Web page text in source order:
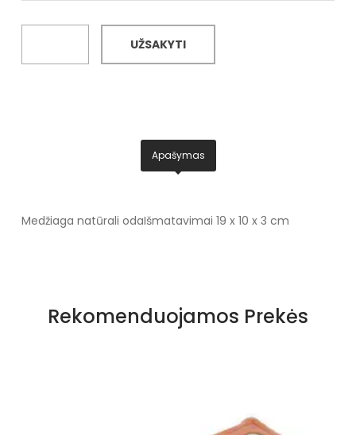
UŽSAKYTI
Apašymas
Medžiaga natūrali odaIšmatavimai 19 x 10 x 3 cm
Rekomenduojamos Prekės